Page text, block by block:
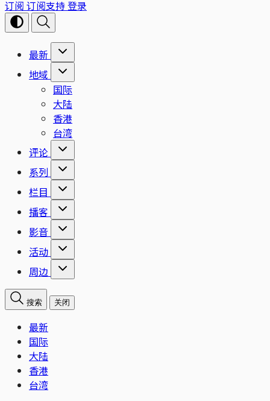
订阅 订阅支持登录
最新
地域
国际
大陆
香港
台湾
评论
系列
栏目
播客
影音
活动
周边
搜索 关闭
最新
国际
大陆
香港
台湾